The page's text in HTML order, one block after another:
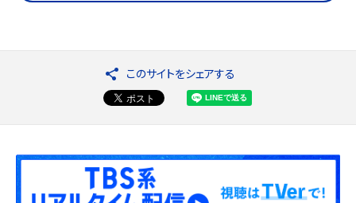
このサイトをシェアする